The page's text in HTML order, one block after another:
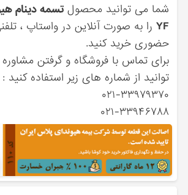
شما می توانید محصولتسمه دینام
YF را به صورت آنلاین در واستاپ ،
حضوری خرید کنید.
برای تماس با فروشگاه و گرفتن
توانید از شماره های زیر استفاده کنید :
۰۲۱-۳۳۹۷۹۳۷۰
۰۲۱-۳۳۹۴۶۷۸۸